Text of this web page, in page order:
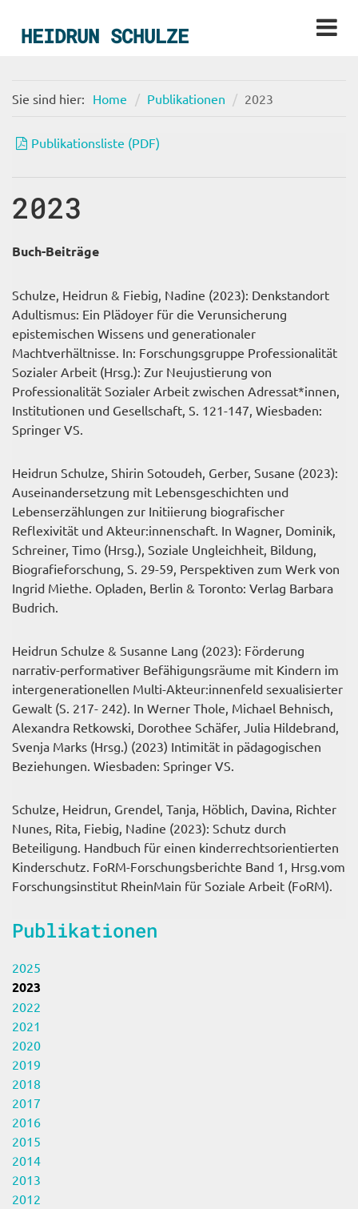
HEIDRUN SCHULZE
Sie sind hier: Home Publikationen 2023
Publikationsliste (PDF)
2023
Buch-Beiträge
Schulze, Heidrun & Fiebig, Nadine (2023): Denkstandort
Adultismus: Ein Plädoyer für die Verunsicherung
epistemischen Wissens und generationaler
Machtverhältnisse. In: Forschungsgruppe Professionalität
Sozialer Arbeit (Hrsg.): Zur Neujustierung von
Professionalität Sozialer Arbeit zwischen Adressat*innen,
Institutionen und Gesellschaft, S. 121-147, Wiesbaden:
Springer VS.
Heidrun Schulze, Shirin Sotoudeh, Gerber, Susane (2023):
Auseinandersetzung mit Lebensgeschichten und
Lebenserzählungen zur Initiierung biografischer
Reflexivität und Akteur:innenschaft. In Wagner, Dominik,
Schreiner, Timo (Hrsg.), Soziale Ungleichheit, Bildung,
Biografieforschung, S. 29-59, Perspektiven zum Werk von
Ingrid Miethe. Opladen, Berlin & Toronto: Verlag Barbara
Budrich.
Heidrun Schulze & Susanne Lang (2023): Förderung
narrativ-performativer Befähigungsräume mit Kindern im
intergenerationellen Multi-Akteur:innenfeld sexualisierter
Gewalt (S. 217- 242). In Werner Thole, Michael Behnisch,
Alexandra Retkowski, Dorothee Schäfer, Julia Hildebrand,
Svenja Marks (Hrsg.) (2023) Intimität in pädagogischen
Beziehungen. Wiesbaden: Springer VS.
Schulze, Heidrun, Grendel, Tanja, Höblich, Davina, Richter
Nunes, Rita, Fiebig, Nadine (2023): Schutz durch
Beteiligung. Handbuch für einen kinderrechtsorientierten
Kinderschutz. FoRM-Forschungsberichte Band 1, Hrsg.vom
Forschungsinstitut RheinMain für Soziale Arbeit (FoRM).
Publikationen
2025
2023
2022
2021
2020
2019
2018
2017
2016
2015
2014
2013
2012